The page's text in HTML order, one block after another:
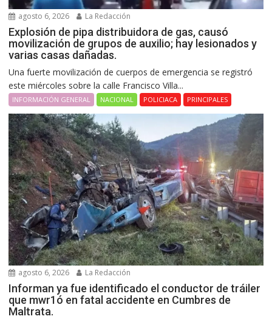
agosto 6, 2026 La Redacción
Explosión de pipa distribuidora de gas, causó
movilización de grupos de auxilio; hay lesionados y
varias casas dañadas.
Una fuerte movilización de cuerpos de emergencia se registró
este miércoles sobre la calle Francisco Villa...
INFORMACIÓN GENERAL NACIONAL POLICIACA PRINCIPALES
agosto 6, 2026 La Redacción
Informan ya fue identificado el conductor de tráiler
que mwr1ó en fatal accidente en Cumbres de
Maltrata.